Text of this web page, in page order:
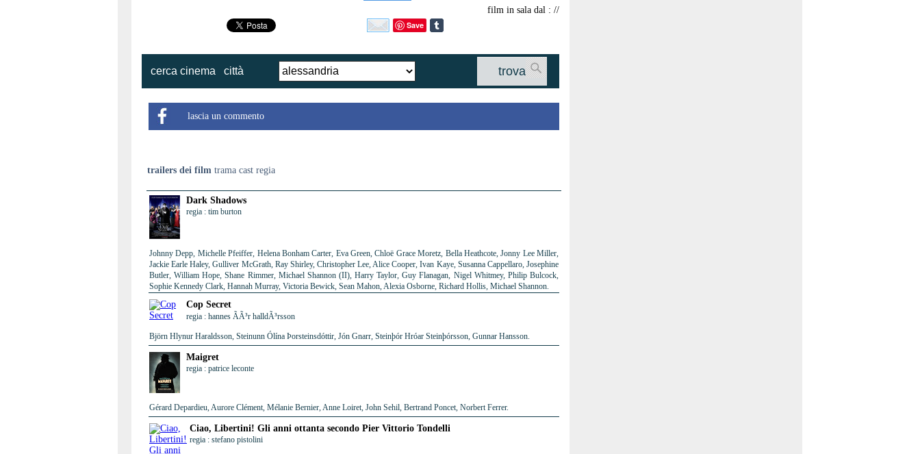
film in sala dal : //
Save
cerca cinema città trova
lascia un commento
trailers dei film trama cast regia
Dark Shadows
regia : tim burton
Johnny Depp, Michelle Pfeiffer, Helena Bonham Carter, Eva Green, Chloë Grace Moretz, Bella Heathcote, Jonny Lee Miller,
Jackie Earle Haley, Gulliver McGrath, Ray Shirley, Christopher Lee, Alice Cooper, Ivan Kaye, Susanna Cappellaro, Josephine
Butler, William Hope, Shane Rimmer, Michael Shannon (II), Harry Taylor, Guy Flanagan, Nigel Whitmey, Philip Bulcock,
Sophie Kennedy Clark, Hannah Murray, Victoria Bewick, Sean Mahon, Alexia Osborne, Richard Hollis, Michael Shannon.
Cop Secret
regia : hannes ÃÃ³r halldÃ³rsson
Björn Hlynur Haraldsson, Steinunn Ólína Þorsteinsdóttir, Jón Gnarr, Steinþór Hróar Steinþórsson, Gunnar Hansson.
Maigret
regia : patrice leconte
Gérard Depardieu, Aurore Clément, Mélanie Bernier, Anne Loiret, John Sehil, Bertrand Poncet, Norbert Ferrer.
Ciao, Libertini! Gli anni ottanta secondo Pier Vittorio Tondelli
regia : stefano pistolini